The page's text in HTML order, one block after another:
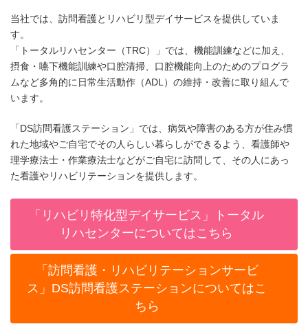
当社では、訪問看護とリハビリ型デイサービスを提供していま
す。
「トータルリハセンター（TRC）」では、機能訓練などに加え、
摂食・嚥下機能訓練や口腔清掃、口腔機能向上のためのプログラ
ムなど多角的に日常生活動作（ADL）の維持・改善に取り組んで
います。
「DS訪問看護ステーション」では、病気や障害のある方が住み慣
れた地域やご自宅でその人らしい暮らしができるよう、看護師や
理学療法士・作業療法士などがご自宅に訪問して、その人にあっ
た看護やリハビリテーションを提供します。
「リハビリ特化型デイサービス」トータル
リハセンターについてはこちら
「訪問看護・リハビリテーションサービ
ス」DS訪問看護ステーションについてはこ
ちら